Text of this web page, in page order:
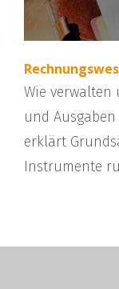
Wie
und
erklärt
Instrumente